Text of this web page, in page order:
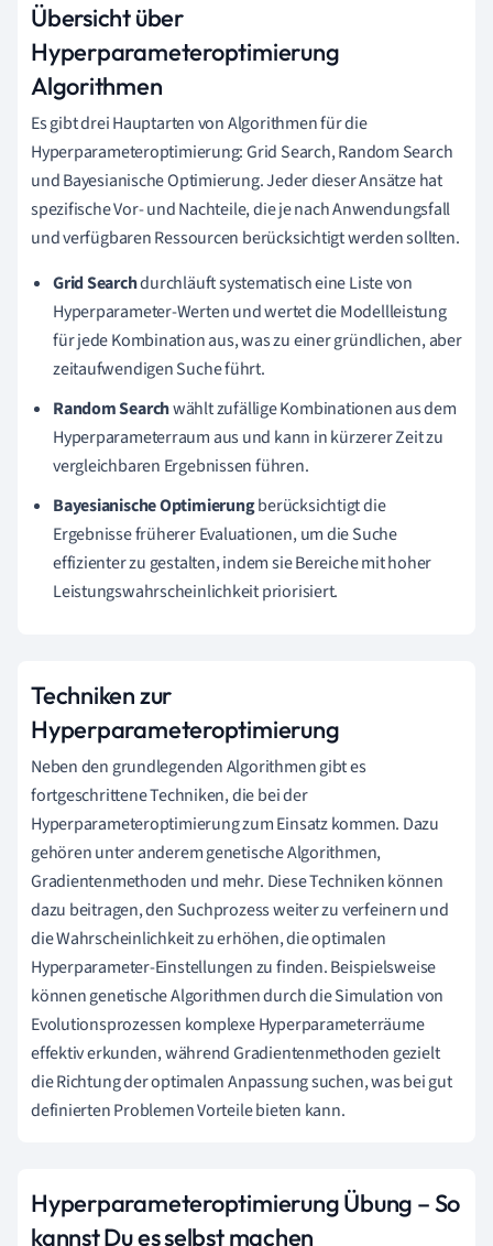
Übersicht über
Hyperparameteroptimierung
Algorithmen
Es gibt drei Hauptarten von Algorithmen für die
Hyperparameteroptimierung: Grid Search, Random Search
und Bayesianische Optimierung. Jeder dieser Ansätze hat
spezifische Vor- und Nachteile, die je nach Anwendungsfall
und verfügbaren Ressourcen berücksichtigt werden sollten.
Grid Searchdurchläuft systematisch eine Liste von
Hyperparameter-Werten und wertet die Modellleistung
für jede Kombination aus, was zu einer gründlichen, aber
zeitaufwendigen Suche führt.
Random Searchwählt zufällige Kombinationen aus dem
Hyperparameterraum aus und kann in kürzerer Zeit zu
vergleichbaren Ergebnissen führen.
Bayesianische Optimierungberücksichtigt die
Ergebnisse früherer Evaluationen, um die Suche
effizienter zu gestalten, indem sie Bereiche mit hoher
Leistungswahrscheinlichkeit priorisiert.
Techniken zur
Hyperparameteroptimierung
Neben den grundlegenden Algorithmen gibt es
fortgeschrittene Techniken, die bei der
Hyperparameteroptimierung zum Einsatz kommen. Dazu
gehören unter anderem genetische Algorithmen,
Gradientenmethoden und mehr. Diese Techniken können
dazu beitragen, den Suchprozess weiter zu verfeinern und
die Wahrscheinlichkeit zu erhöhen, die optimalen
Hyperparameter-Einstellungen zu finden. Beispielsweise
können genetische Algorithmen durch die Simulation von
Evolutionsprozessen komplexe Hyperparameterräume
effektiv erkunden, während Gradientenmethoden gezielt
die Richtung der optimalen Anpassung suchen, was bei gut
definierten Problemen Vorteile bieten kann.
Hyperparameteroptimierung Übung – So
kannst Du es selbst machen